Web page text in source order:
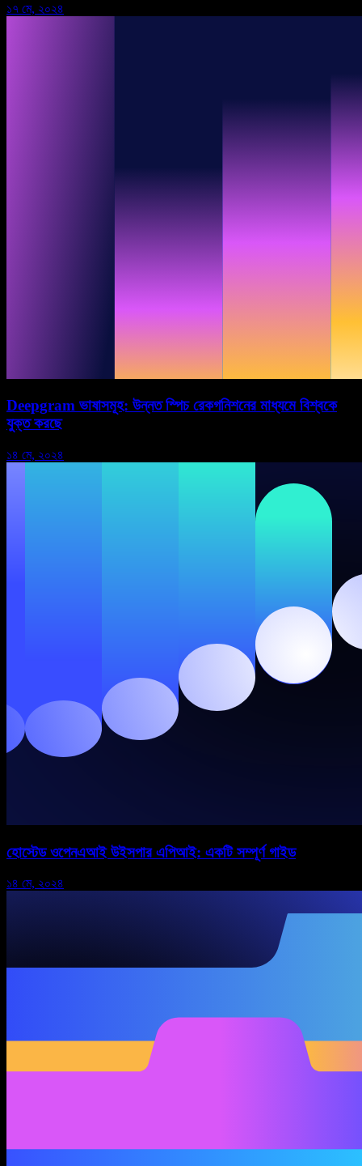
১৭ মে, ২০২৪
Deepgram ভাষাসমূহ: উন্নত স্পিচ রেকগনিশনের মাধ্যমে বিশ্বকে
যুক্ত করছে
১৪ মে, ২০২৪
হোস্টেড ওপেনএআই উইসপার এপিআই: একটি সম্পূর্ণ গাইড
১৪ মে, ২০২৪